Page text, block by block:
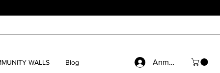
WALLS Blog Anmelden